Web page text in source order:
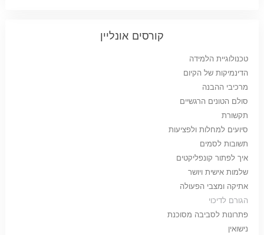
קורסים אונליין
טכנולוגיית הלמידה
הדינמיקות של הקיום
מרכיבי ההבנה
סולם הטונים הרגשיים
תקשורת
סיועים למחלות ולפציעות
תשובות לסמים
איך לפתור קונפליקטים
שלמות אישית ויושר
אתיקה ומצבי הפעולה
הגורם לדיכוי
פתרונות לסביבה מסוכנת
נישואין